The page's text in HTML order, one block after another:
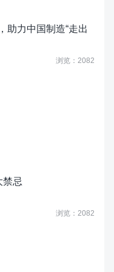
助力中国制造“走出
浏览：2082
禁忌
浏览：2082